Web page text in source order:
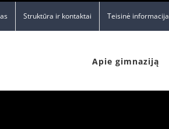
Struktūra ir kontaktai Teisinė informacija
Apie gimnaziją